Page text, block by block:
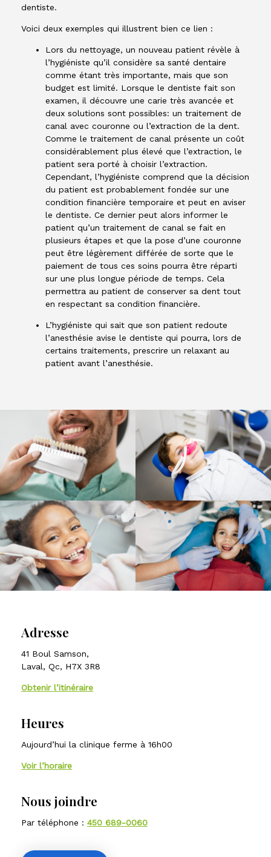
dentiste.
Voici deux exemples qui illustrent bien ce lien :
Lors du nettoyage, un nouveau patient révèle à
l’hygiéniste qu’il considère sa santé dentaire
comme étant très importante, mais que son
budget est limité. Lorsque le dentiste fait son
examen, il découvre une carie très avancée et
deux solutions sont possibles: un traitement de
canal avec couronne ou l’extraction de la dent.
Comme le traitement de canal présente un coût
considérablement plus élevé que l’extraction, le
patient sera porté à choisir l’extraction.
Cependant, l’hygiéniste comprend que la décision
du patient est probablement fondée sur une
condition financière temporaire et peut en aviser
le dentiste. Ce dernier peut alors informer le
patient qu’un traitement de canal se fait en
plusieurs étapes et que la pose d’une couronne
peut être légèrement différée de sorte que le
paiement de tous ces soins pourra être réparti
sur une plus longue période de temps. Cela
permettra au patient de conserver sa dent tout
en respectant sa condition financière.
L’hygiéniste qui sait que son patient redoute
l’anesthésie avise le dentiste qui pourra, lors de
certains traitements, prescrire un relaxant au
patient avant l’anesthésie.
Adresse
41 Boul Samson,
Laval, Qc, H7X 3R8
Obtenir l’itinéraire
Heures
Aujourd’hui la clinique ferme à 16h00
Voir l’horaire
Nous joindre
Par téléphone : 450 689-0060